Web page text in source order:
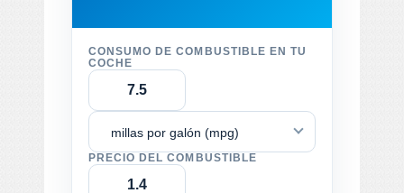
CONSUMO DE COMBUSTIBLE EN TU
COCHE
millas por galón (mpg)
PRECIO DEL COMBUSTIBLE